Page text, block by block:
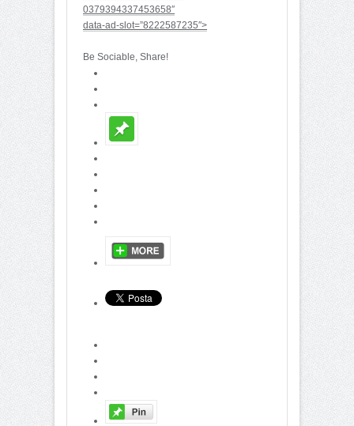
0379394337453658″
data-ad-slot=”8222587235″>
Be Sociable, Share!